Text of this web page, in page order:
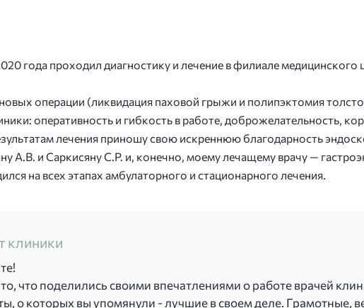
года проходил диагностику и лечение в филиале
операции (ликвидация паховой грыжи и полипэктомия
оперативность и гибкость в работе, доброжелательность,
лечения приношу свою искреннюю благодарность
А.В. и Саркисяну С.Р. и, конечно, моему лечащему врачу —
на всех этапах амбулаторного и стационарного лечения.
клиники
что поделились своими впечатлениями о работе врачей
о которых вы упомянули - лучшие в своем деле. Грамотные,